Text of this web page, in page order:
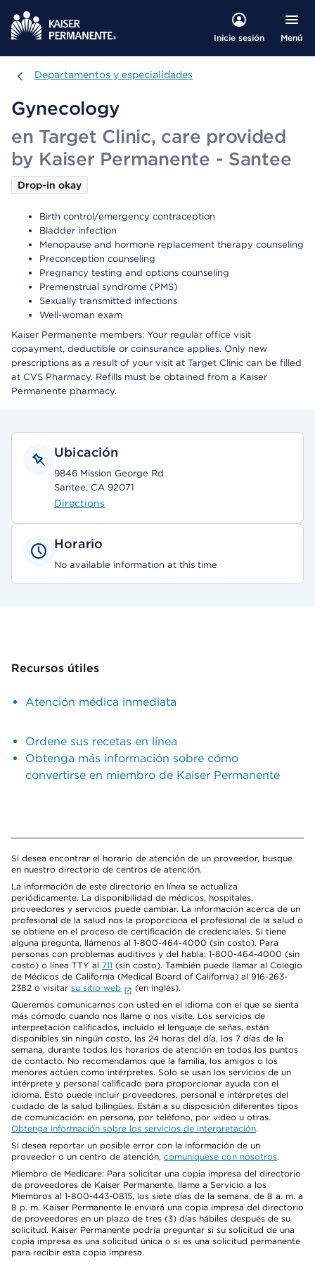
Inicie sesión Menú
Departamentos y especialidades
Departamentos y especialidades
Gynecology
en Target Clinic, care provided
by Kaiser Permanente - Santee
Drop-in okay
Birth control/emergency contraception
Bladder infection
Menopause and hormone replacement therapy counseling
Preconception counseling
Pregnancy testing and options counseling
Premenstrual syndrome (PMS)
Sexually transmitted infections
Well-woman exam
Kaiser Permanente members: Your regular office visit
copayment, deductible or coinsurance applies. Only new
prescriptions as a result of your visit at Target Clinic can be filled
at CVS Pharmacy. Refills must be obtained from a Kaiser
Permanente pharmacy.
Ubicación
9846 Mission George Rd
Santee, CA 92071
Directions
Horario
No available information at this time
Recursos útiles
Atención médica inmediata
Ordene sus recetas en línea
Obtenga más información sobre cómo
convertirse en miembro de Kaiser Permanente
Si desea encontrar el horario de atención de un proveedor, busque
en nuestro directorio de centros de atención.
La información de este directorio en línea se actualiza
periódicamente. La disponibilidad de médicos, hospitales,
proveedores y servicios puede cambiar. La información acerca de un
profesional de la salud nos la proporciona el profesional de la salud o
se obtiene en el proceso de certificación de credenciales. Si tiene
alguna pregunta, llámenos al 1-800-464-4000 (sin costo). Para
personas con problemas auditivos y del habla: 1-800-464-4000 (sin
costo) o línea TTY al 711 (sin costo). También puede llamar al Colegio
de Médicos de California (Medical Board of California) al 916-263-
2382 o visitar su sitio web
(en inglés).
Queremos comunicarnos con usted en el idioma con el que se sienta
más cómodo cuando nos llame o nos visite. Los servicios de
interpretación calificados, incluido el lenguaje de señas, están
disponibles sin ningún costo, las 24 horas del día, los 7 días de la
semana, durante todos los horarios de atención en todos los puntos
de contacto. No recomendamos que la familia, los amigos o los
menores actúen como intérpretes. Solo se usan los servicios de un
intérprete y personal calificado para proporcionar ayuda con el
idioma. Esto puede incluir proveedores, personal e intérpretes del
cuidado de la salud bilingües. Están a su disposición diferentes tipos
de comunicación: en persona, por teléfono, por video u otras.
Obtenga información sobre los servicios de interpretación.
Si desea reportar un posible error con la información de un
proveedor o un centro de atención, comuníquese con nosotros.
Miembro de Medicare: Para solicitar una copia impresa del directorio
de proveedores de Kaiser Permanente, llame a Servicio a los
Miembros al 1-800-443-0815, los siete días de la semana, de 8 a. m. a
8 p. m. Kaiser Permanente le enviará una copia impresa del directorio
de proveedores en un plazo de tres (3) días hábiles después de su
solicitud. Kaiser Permanente podría preguntar si su solicitud de una
copia impresa es una solicitud única o si es una solicitud permanente
para recibir esta copia impresa.